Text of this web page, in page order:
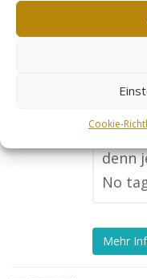
Cookie-
in
und
denn
No
Mehr